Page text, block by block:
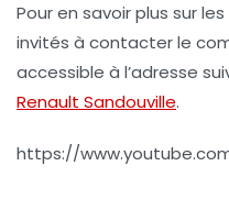
Pour en savoir plus sur
invités à contacter le
accessible à l’adresse
Renault Sandouville.
https://